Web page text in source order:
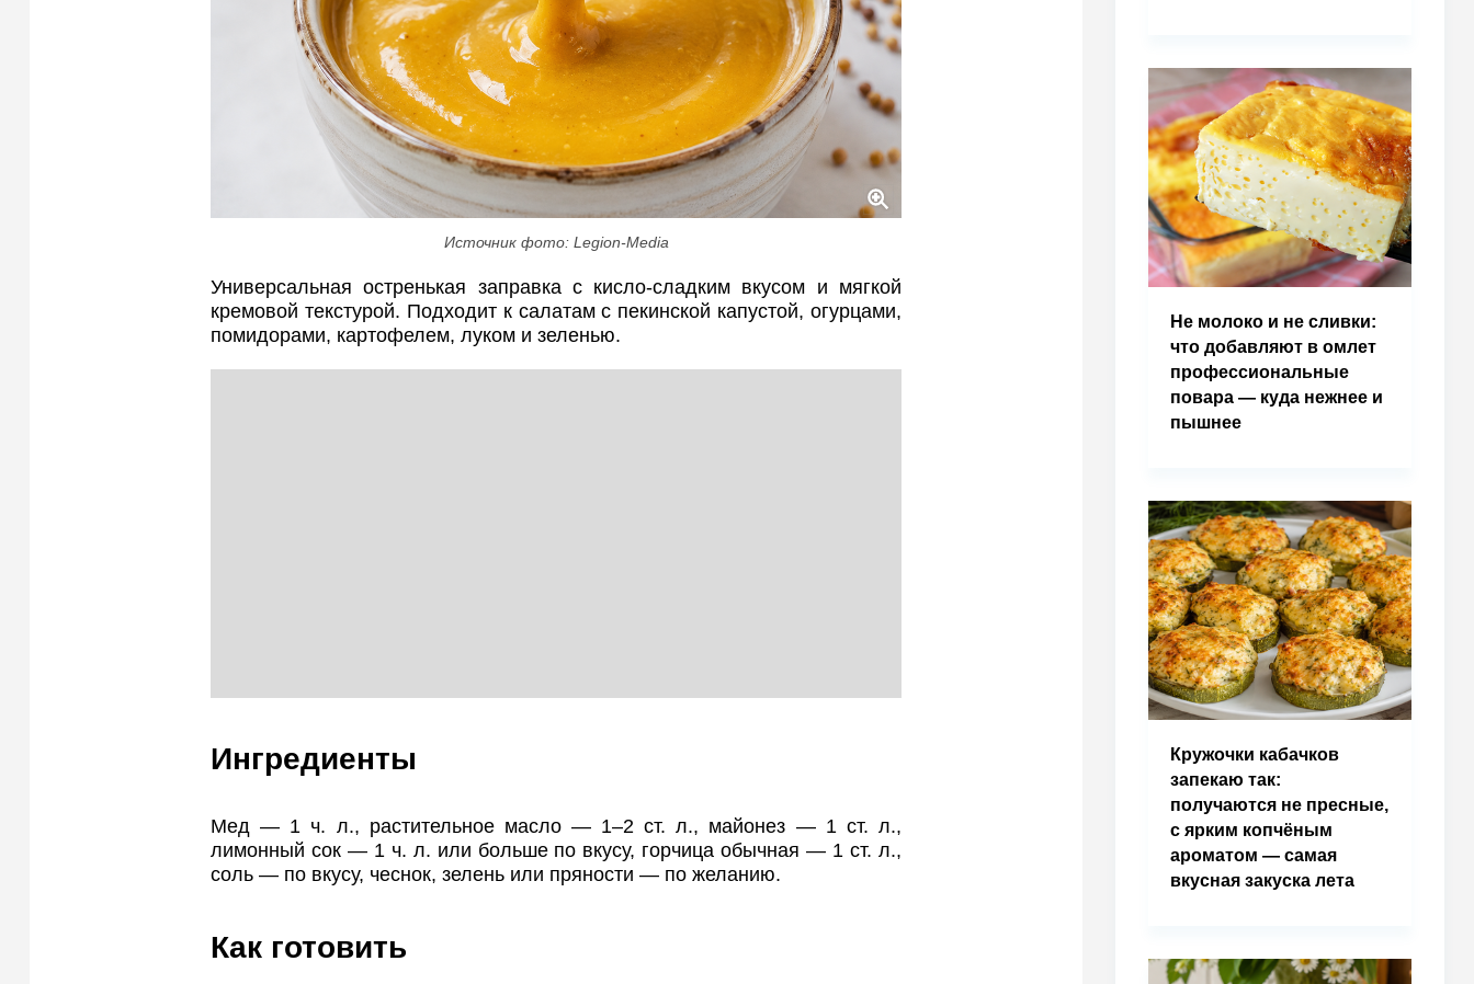
Источник фото: Legion-Media
Универсальная остренькая заправка с кисло-сладким вкусом и мягкой
кремовой текстурой. Подходит к салатам с пекинской капустой, огурцами,
помидорами, картофелем, луком и зеленью.
Ингредиенты
Мед — 1 ч. л., растительное масло — 1–2 ст. л., майонез — 1 ст. л.,
лимонный сок — 1 ч. л. или больше по вкусу, горчица обычная — 1 ст. л.,
соль — по вкусу, чеснок, зелень или пряности — по желанию.
Как готовить
Не молоко и не сливки:
что добавляют в омлет
профессиональные
повара — куда нежнее и
пышнее
Кружочки кабачков
запекаю так:
получаются не пресные,
с ярким копчёным
ароматом — самая
вкусная закуска лета